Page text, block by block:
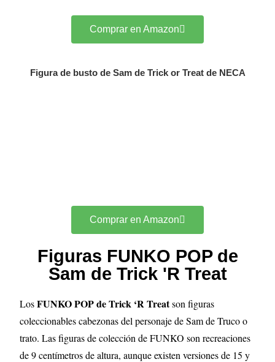
Comprar en Amazon
Figura de busto de Sam de Trick or Treat de NECA
Comprar en Amazon
Figuras FUNKO POP de
Sam de Trick 'R Treat
LosFUNKO POP de Trick ‘R Treatson figuras
coleccionables cabezonas del personaje de Sam de Truco o
trato. Las figuras de colección de FUNKO son recreaciones
de 9 centímetros de altura, aunque existen versiones de 15 y